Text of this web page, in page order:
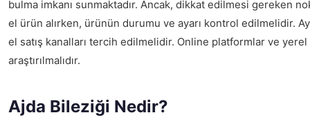
bulma imkanı sunmaktadır. Ancak, dikkat edilmesi gereken
el ürün alırken, ürünün durumu ve ayarı kontrol edilmelidir.
el satış kanalları tercih edilmelidir. Online platformlar ve
araştırılmalıdır.
Ajda Bileziği Nedir?